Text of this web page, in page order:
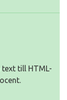
text till HTML-